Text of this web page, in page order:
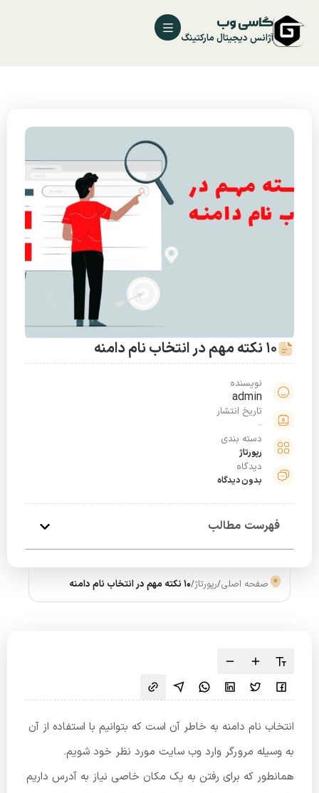
گاسی وب
آژانس دیجیتال مارکتینگ
۱۰ نکته مهم در انتخاب نام دامنه
نویسنده
admin
تاریخ انتشار
دسته بندی
رپورتاژ
دیدگاه
بدون دیدگاه
فهرست مطالب
صفحه اصلی/رپورتاژ/۱۰ نکته مهم در انتخاب نام دامنه
انتخاب نام دامنه به خاطر آن است که بتوانیم با استفاده از آن
به وسیله مرورگر وارد وب سایت مورد نظر خود شویم.
همانطور که برای رفتن به یک مکان خاصی نیاز به آدرس داریم